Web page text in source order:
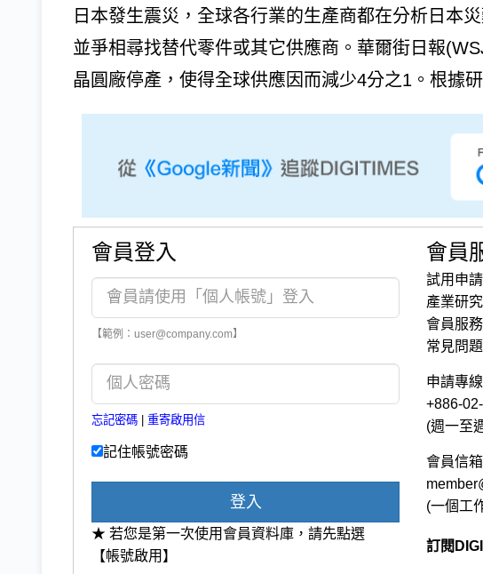
日本發生震災，全球各行業的生產商都在分析日本
並爭相尋找替代零件或其它供應商。華爾街日報
晶圓廠停產，使得全球供應因而減少4分之1。根據
會員登入
【範例：user@company.com】
忘記密碼 重寄啟用信
記住帳號密碼
登入
★ 若您是第一次使用會員資料庫，請先點選
【帳號啟用】
會員
試用申請
產業研
會員服
常見問題
申請專線
+886-
(週一至
會員信箱
(一個工
訂閱